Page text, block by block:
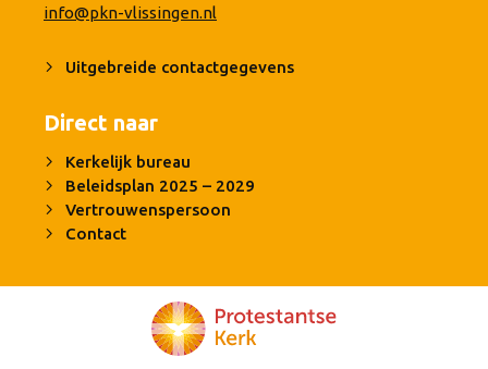
info@pkn-vlissingen.nl
Uitgebreide contactgegevens
Direct naar
Kerkelijk bureau
Beleidsplan 2025 – 2029
Vertrouwenspersoon
Contact